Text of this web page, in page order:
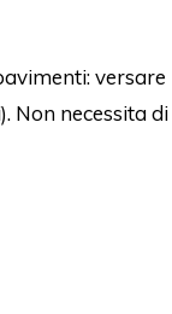
Non necessita